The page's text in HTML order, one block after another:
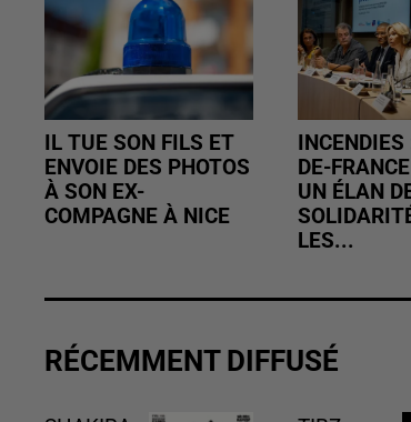
IL TUE SON FILS ET
ENVOIE DES PHOTOS
À SON EX-
COMPAGNE À NICE
DE-
UN ÉLAN
LES...
RÉCEMMENT DIFFUSÉ